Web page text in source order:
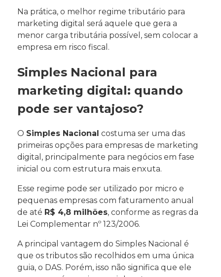
Na prática, o melhor regime tributário para
marketing digital será aquele que gera a
menor carga tributária possível, sem colocar a
empresa em risco fiscal.
Simples Nacional para
marketing digital: quando
pode ser vantajoso?
O Simples Nacional costuma ser uma das
primeiras opções para empresas de marketing
digital, principalmente para negócios em fase
inicial ou com estrutura mais enxuta.
Esse regime pode ser utilizado por micro e
pequenas empresas com faturamento anual
de até R$ 4,8 milhões, conforme as regras da
Lei Complementar nº 123/2006.
A principal vantagem do Simples Nacional é
que os tributos são recolhidos em uma única
guia, o DAS. Porém, isso não significa que ele